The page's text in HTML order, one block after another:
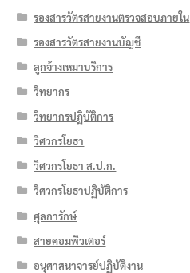
รองสารวัตรสายงานตรวจสอบภายใน
รองสารวัตรสายงานบัญชี
ลูกจ้างเหมาบริการ
วิทยากร
วิทยากรปฏิบัติการ
วิศวกรโยธา
วิศวกรโยธา ส.ป.ก.
วิศวกรโยธาปฏิบัติการ
ศุลการักษ์
สายคอมพิวเตอร์
อนุศาสนาจารย์ปฏิบัติงาน